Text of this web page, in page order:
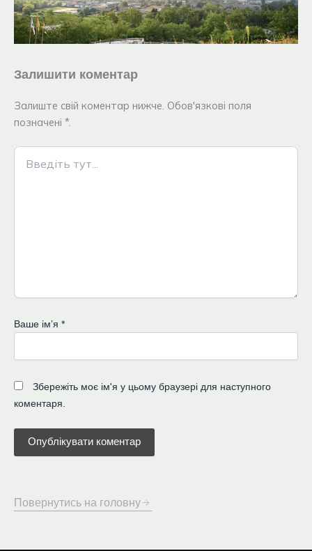
Залишити коментар
Залиште свій коментар нижче. Обов'язкові поля
позначені *.
Введіть
тут...
Ваше імʼя *
Збережіть моє ім'я у цьому браузері для наступного
коментаря.
Повернутись на головну